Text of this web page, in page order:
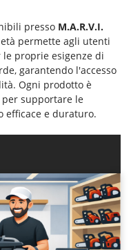
presso M.A.R.V.I.
permette agli utenti
proprie esigenze di
garantendo l'accesso
Ogni prodotto è
supportare le
efficace e duraturo.